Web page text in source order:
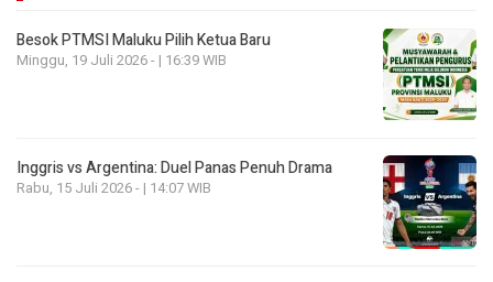
Besok PTMSI Maluku Pilih Ketua Baru
Minggu, 19 Juli 2026 - | 16:39 WIB
Inggris vs Argentina: Duel Panas Penuh Drama
Rabu, 15 Juli 2026 - | 14:07 WIB